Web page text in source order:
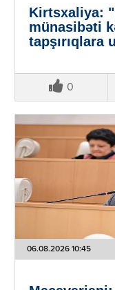
Kirtsxaliya:
münasibəti
tapşırıqlara
0
06.08.2026 10:45